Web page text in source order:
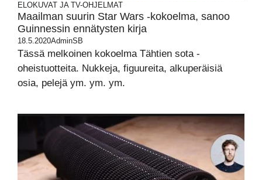
ELOKUVAT JA TV-OHJELMAT
Maailman suurin Star Wars -kokoelma, sanoo
Guinnessin ennätysten kirja
18.5.2020AdminSB
Tässä melkoinen kokoelma Tähtien sota -
oheistuotteita. Nukkeja, figuureita, alkuperäisiä
osia, pelejä ym. ym. ym.